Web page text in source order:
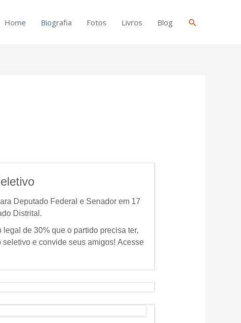
Home Biografia Fotos Livros Blog Pesquisar
Deputado Federal e Senador em 17
Distrital.
de 30% que o partido precisa ter,
e convide seus amigos! Acesse